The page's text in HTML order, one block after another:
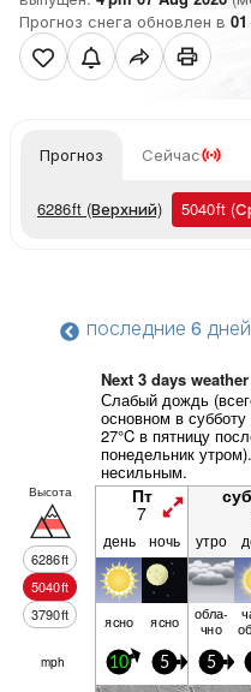
Прогноз снега обновлен в 01
Прогноз Сейчас
6286ft (Верхний) 5040ft
последние 6 дней
Next 3 days
Слабый дождь
основном в
27°C в пятницу
понедельник
несильным.
Высота
6286ft
5040ft
3790ft
Пт
7
день ночь утро
ясно ясно обла­
чно
mph 10 5 5